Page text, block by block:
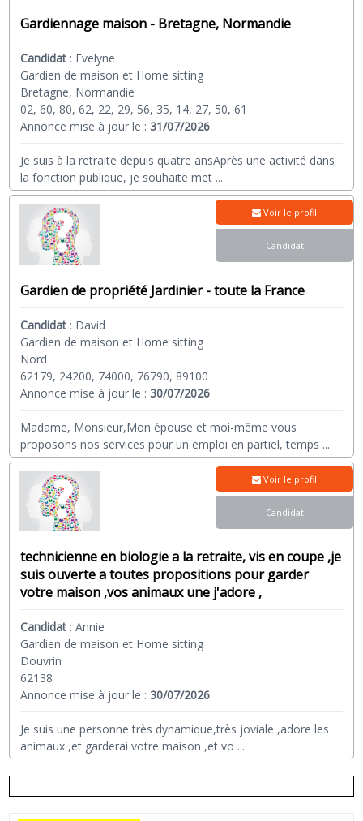
Gardiennage maison - Bretagne, Normandie
Candidat : Evelyne
Gardien de maison et Home sitting
Bretagne, Normandie
02, 60, 80, 62, 22, 29, 56, 35, 14, 27, 50, 61
Annonce mise à jour le :31/07/2026
Je suis à la retraite depuis quatre ansAprès une activité dans
la fonction publique, je souhaite met ...
Gardien de propriété Jardinier - toute la France
Candidat : David
Gardien de maison et Home sitting
Nord
62179, 24200, 74000, 76790, 89100
Annonce mise à jour le :30/07/2026
Madame, Monsieur,Mon épouse et moi-même vous
proposons nos services pour un emploi en partiel, temps ...
Voir le profil
Candidat
technicienne en biologie a la retraite, vis en coupe ,je
suis ouverte a toutes propositions pour garder
votre maison ,vos animaux une j'adore ,
Candidat :Annie
Gardien de maison et Home sitting
Douvrin
62138
Annonce mise à jour le :30/07/2026
Je suis une personne très dynamique,très joviale ,adore les
animaux ,et garderai votre maison ,et vo ...
Voir le profil
Candidat